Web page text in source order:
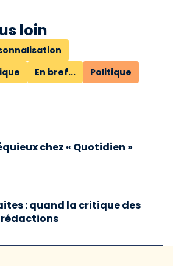
loin
En bref...
Politique
chez « Quotidien »
: quand la critique des